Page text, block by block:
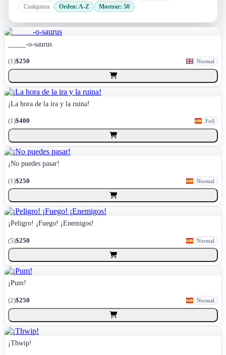
Cualquiera
Orden: A-Z Mostrar: 50
_____-o-saurus
(1)$250 Normal
¡La hora de la ira y la ruina!
(1)$400 Foil
¡No puedes pasar!
(1)$250 Normal
¡Peligro! ¡Fuego! ¡Enemigos!
(5)$250 Normal
¡Pum!
(2)$250 Normal
¡Thwip!